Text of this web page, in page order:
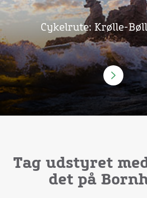
Cykelrute: Krølle-
Tag udstyret
det på